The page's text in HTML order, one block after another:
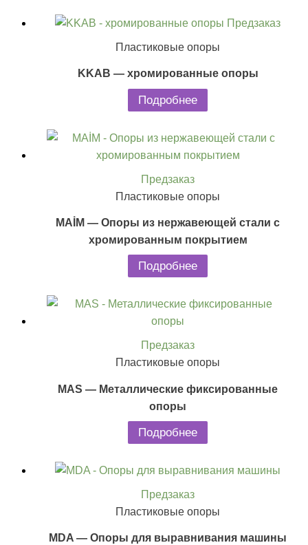
Предзаказ
Пластиковые опоры
KKAB — хромированные опоры
Подробнее
Предзаказ
Пластиковые опоры
MAİM — Опоры из нержавеющей стали с
хромированным покрытием
Подробнее
Предзаказ
Пластиковые опоры
MAS — Металлические фиксированные
опоры
Подробнее
Предзаказ
Пластиковые опоры
MDA — Опоры для выравнивания машины